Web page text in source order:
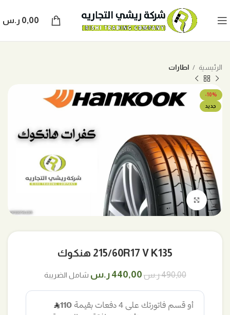
0,00 ر.س
الرئيسية اطارات
-10%
جديد
اضغط للتكبير
215/60R17 V K135 هنكوك
490,00ر.سالسعر
490,00 ر.س.
440,00 ر.س السعر
440,00 ر.س.
شامل الضريبة